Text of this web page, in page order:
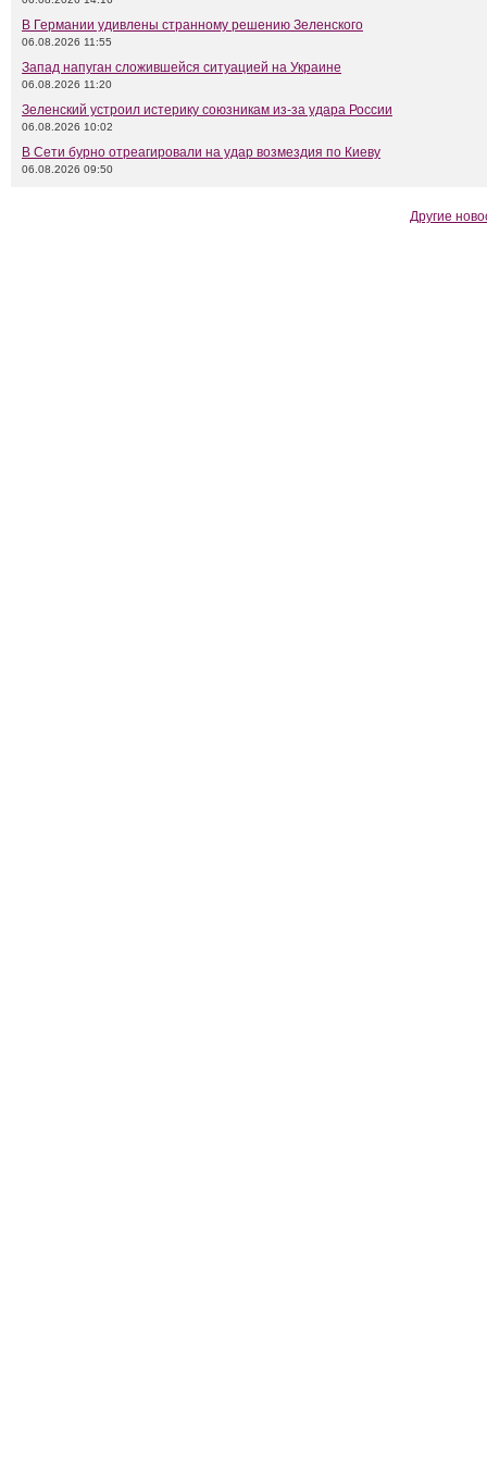
В Германии удивлены странному решению Зеленского
06.08.2026 11:55
Запад напуган сложившейся ситуацией на Украине
06.08.2026 11:20
Зеленский устроил истерику союзникам из-за удара России
06.08.2026 10:02
В Сети бурно отреагировали на удар возмездия по Киеву
06.08.2026 09:50
Другие